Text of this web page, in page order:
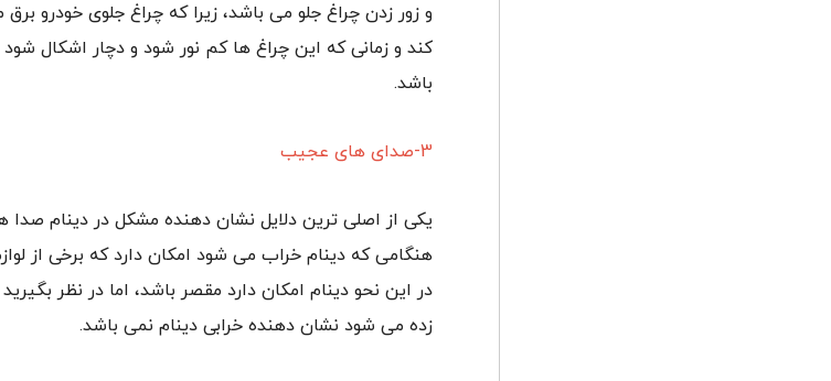
و زور زدن چراغ جلو می باشد، زیرا که چراغ جلوی خودرو برق
کند و زمانی که این چراغ ها کم نور شود و دچار اشکال
باشد.
3-صدای های عجیب
یکی از اصلی ترین دلایل نشان دهنده مشکل در دینام
هنگامی که دینام خراب می شود امکان دارد که برخی از
در این نحو دینام امکان دارد مقصر باشد، اما در نظر
زده می شود نشان دهنده خرابی دینام نمی باشد.